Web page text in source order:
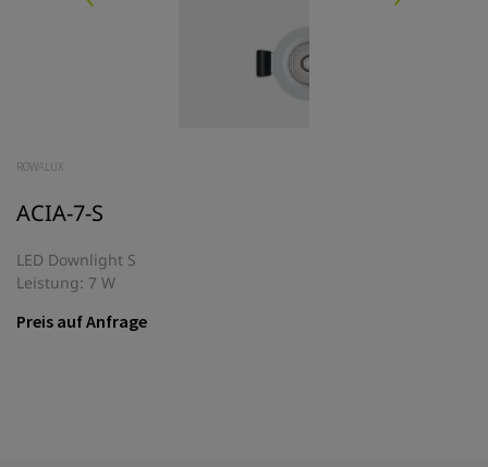
ROWALUX
ACIA-7-S
LED Downlight S
Leistung: 7 W
Preis auf Anfrage